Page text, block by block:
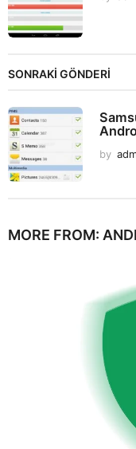
SONRAKİ GÖNDERİ
by
MORE FROM: